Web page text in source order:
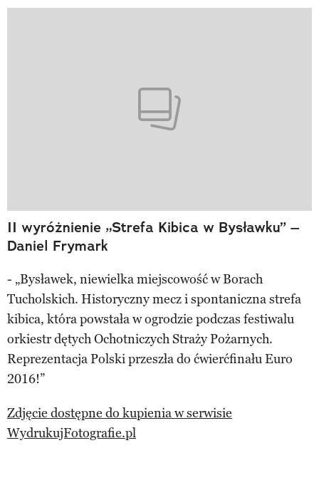
II wyróżnienie „Strefa Kibica w Bysławku” –
Daniel Frymark
- „Bysławek, niewielka miejscowość w Borach
Tucholskich. Historyczny mecz i spontaniczna strefa
kibica, która powstała w ogrodzie podczas festiwalu
orkiestr dętych Ochotniczych Straży Pożarnych.
Reprezentacja Polski przeszła do ćwierćfinału Euro
2016!”
Zdjęcie dostępne do kupienia w serwisie
WydrukujFotografie.pl